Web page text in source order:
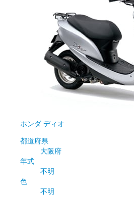
ホンダ ディオ
都道府県
大阪府
年式
不明
色
不明